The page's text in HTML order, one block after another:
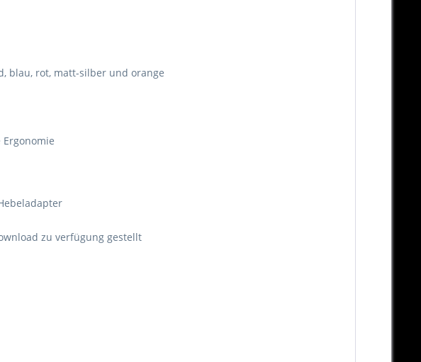
blau, rot, matt-silber und orange
zu verfügung gestellt